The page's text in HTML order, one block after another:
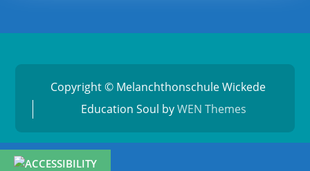
Copyright © Melanchthonschule Wickede
Education Soul byWEN Themes